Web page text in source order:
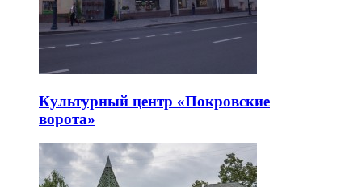
Культурный центр «Покровские
ворота»